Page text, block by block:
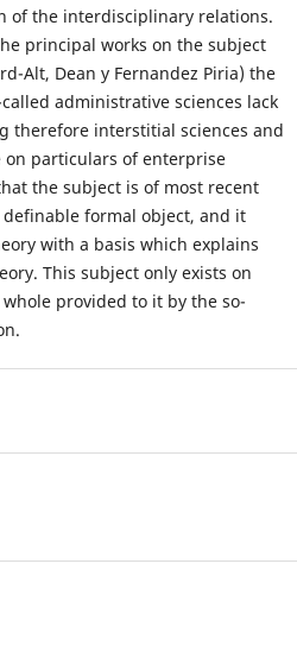
of the interdisciplinary relations.
principal works on the subject
Alt, Dean y Fernandez Piria) the
administrative sciences lack
therefore interstitial sciences and
particulars of enterprise
the subject is of most recent
formal object, and it
with a basis which explains
This subject only exists on
provided to it by the so-